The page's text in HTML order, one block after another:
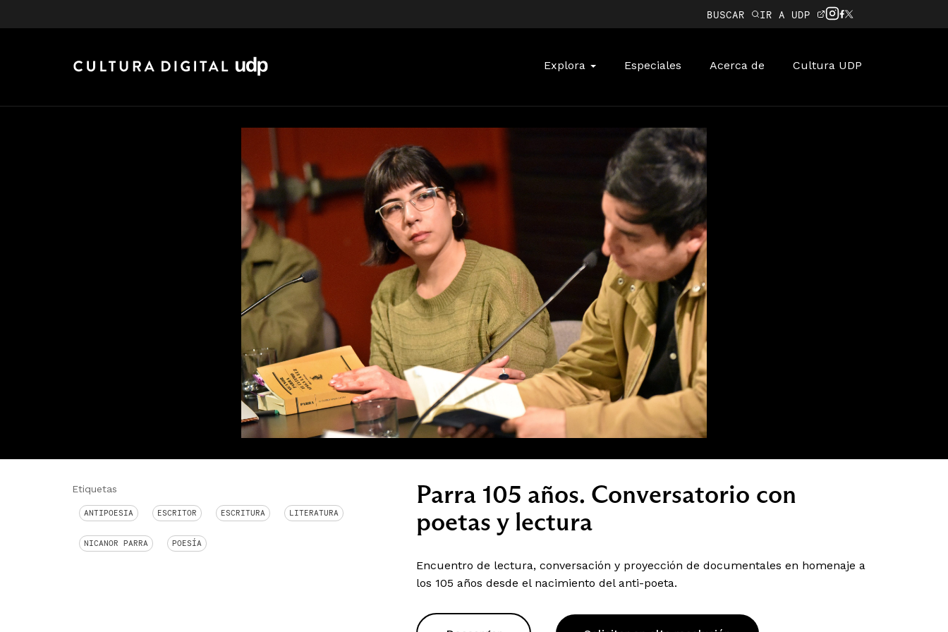
BUSCAR IR A UDP
Explora Especiales Acerca de Cultura UDP
Etiquetas
ANTIPOESIA ESCRITOR ESCRITURA LITERATURA
NICANOR PARRA POESÍA
Parra 105 años. Conversatorio con
poetas y lectura
Encuentro de lectura, conversación y proyección de documentales en homenaje a
los 105 años desde el nacimiento del anti-poeta.